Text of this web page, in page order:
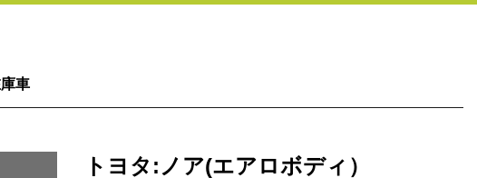
車
トヨタ:ノア(エアロボディ）